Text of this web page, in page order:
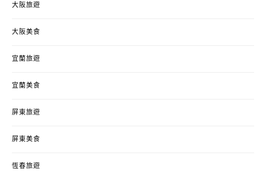
大阪旅遊
大阪美食
宜蘭旅遊
宜蘭美食
屏東旅遊
屏東美食
恆春旅遊